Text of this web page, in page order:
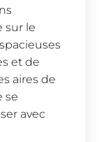
sur le
et de
aires de
se
avec